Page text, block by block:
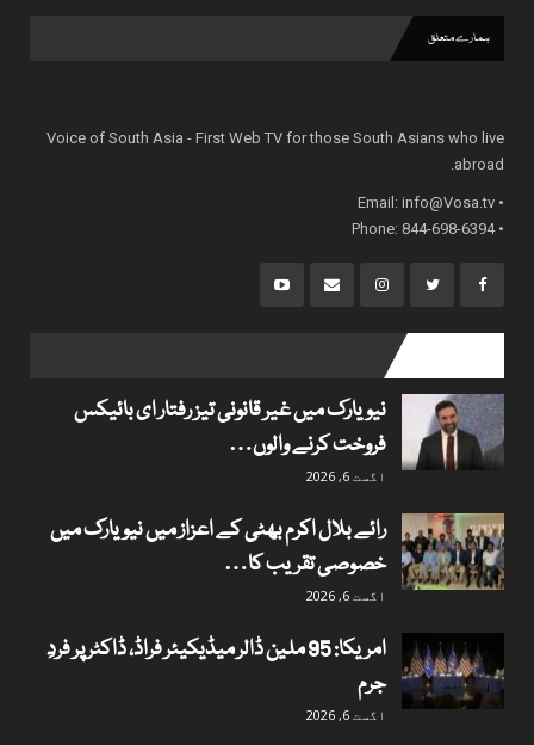
ہمارے متعلق
Voice of South Asia - First Web TV for those South Asians who live
abroad.
• Email:
info@Vosa.tv
• Phone: 844-698-6394
نیویارک میں غیر قانونی تیز رفتار ای بائیکس
فروخت کرنے والوں…
اگست 6, 2026
رائے بلال اکرم بھٹی کے اعزاز میں نیویارک میں
خصوصی تقریب کا…
اگست 6, 2026
امریکا: 95 ملین ڈالر میڈیکیئر فراڈ، ڈاکٹر پر فردِ
جرم
اگست 6, 2026